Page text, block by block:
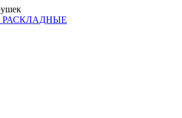
РАСКЛАДНЫЕ